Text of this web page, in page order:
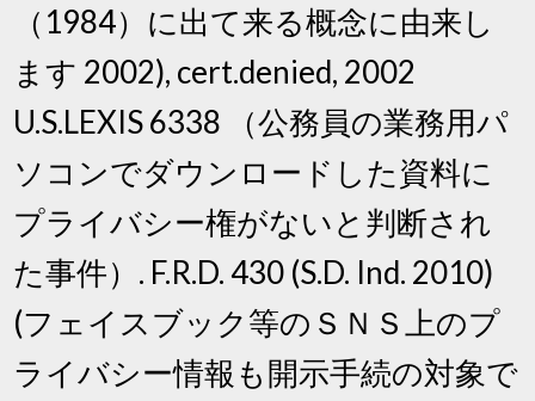
（1984）に出て来る概念に由来し
ます 2002), cert.denied, 2002
U.S.LEXIS 6338 （公務員の業務用パ
ソコンでダウンロードした資料に
プライバシー権がないと判断され
た事件）. F.R.D. 430 (S.D. Ind. 2010)
(フェイスブック等のＳＮＳ上のプ
ライバシー情報も開示手続の対象で